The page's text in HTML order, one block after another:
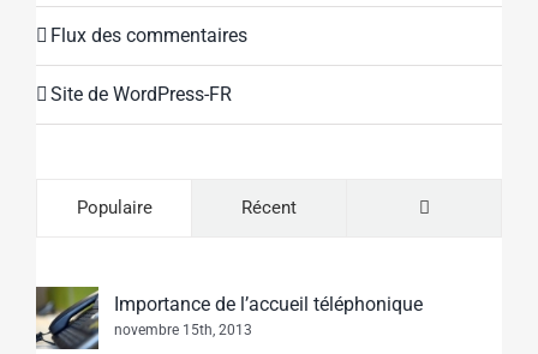
Flux des commentaires
Site de WordPress-FR
Populaire Récent
Importance de l’accueil téléphonique
novembre 15th, 2013